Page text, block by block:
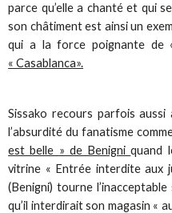
parce qu’elle a chanté et qui
son châtiment est ainsi un
qui a la force poignante de
« Casablanca».
Sissako recours parfois
l’absurdité du fanatisme
est belle » de Benigniquand
vitrine « Entrée interdite aux
(Benigni) tourne
qu’il interdirait son magasin «